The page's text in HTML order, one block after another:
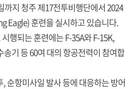
까지 청주 제17전투비행단에서 2024
Eagle) 훈련을 실시하고 있습니다.
행되는 훈련에는 F-35A와 F-15K,
기 등 60여 대의 항공전력이 참여합
순항미사일 발사 등에 대응하는 방어